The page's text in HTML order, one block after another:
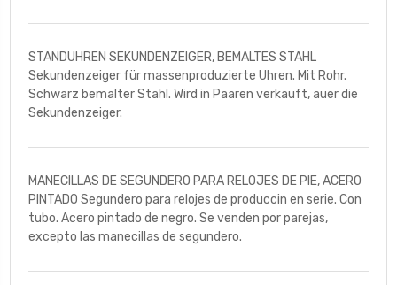
STANDUHREN SEKUNDENZEIGER, BEMALTES STAHL
Sekundenzeiger für massenproduzierte Uhren. Mit Rohr.
Schwarz bemalter Stahl. Wird in Paaren verkauft, auer die
Sekundenzeiger.
MANECILLAS DE SEGUNDERO PARA RELOJES DE PIE, ACERO
PINTADO Segundero para relojes de produccin en serie. Con
tubo. Acero pintado de negro. Se venden por parejas,
excepto las manecillas de segundero.